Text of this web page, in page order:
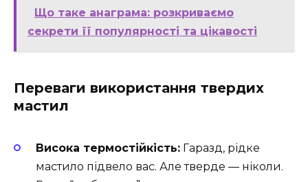
Що таке анаграма: розкриваємо
секрети її популярності та цікавості
Переваги використання твердих
мастил
Висока термостійкість: Гаразд, рідке
мастило підвело вас. Але тверде — ніколи.